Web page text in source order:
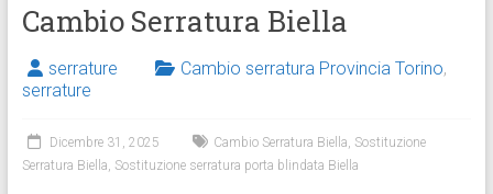
Cambio Serratura Biella
serrature Cambio serratura Provincia Torino,
serrature
Dicembre 31, 2025 Cambio Serratura Biella, Sostituzione
Serratura Biella, Sostituzione serratura porta blindata Biella